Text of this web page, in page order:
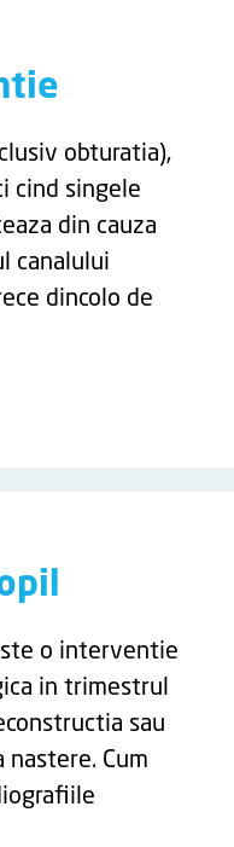
obturatia),
cind singele
din cauza
canalului
dincolo de
o interventie
in trimestrul
sau
Cum